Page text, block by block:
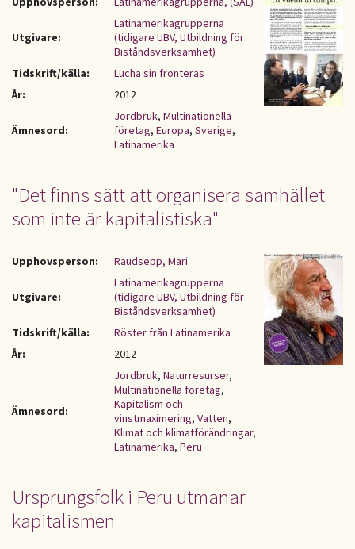
Utgivare:
Latinamerikagrupperna
(tidigare UBV, Utbildning för
Biståndsverksamhet)
Tidskrift/källa:
Lucha sin fronteras
År:
2012
Ämnesord:
Jordbruk, Multinationella
företag, Europa, Sverige,
Latinamerika
"Det finns sätt att organisera samhället
som inte är kapitalistiska"
Upphovsperson: Raudsepp, Mari
Utgivare:
Latinamerikagrupperna
(tidigare UBV, Utbildning för
Biståndsverksamhet)
Tidskrift/källa:
Röster från Latinamerika
År:
2012
Ämnesord:
Jordbruk, Naturresurser,
Multinationella företag,
Kapitalism och
vinstmaximering, Vatten,
Klimat och klimatförändringar,
Latinamerika, Peru
Ursprungsfolk i Peru utmanar
kapitalismen